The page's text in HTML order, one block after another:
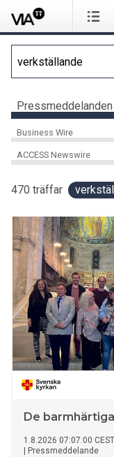
Pressmeddelanden
Business Wire
ACCESS Newswire
470 träffar
De
1.8.2026 07:07:00 CEST
Pressmeddelande